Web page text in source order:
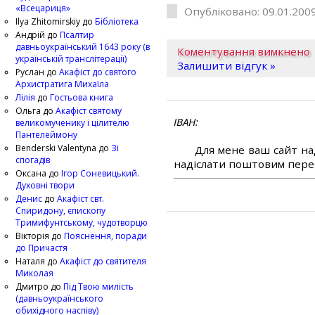
Опубліковано:
Коментування вимкнено
Залишити відгук »
ІВАН
Для мене ваш сайт
надіслати поштовим
«Всецариця»
Ilya Zhitomirskiy до Бібліотека
Андрій до Псалтир
давньоукраїнський 1643 року (в
українській транслітерації)
Руслан до Акафіст до святого
Архистратига Михаїла
Лілія до Гостьова книга
Ольга до Акафіст святому
великомученику і цілителю
Пантелеймону
Benderski Valentyna до Зі
спогадів
Оксана до Ігор Соневицький.
Духовні твори
Денис до Акафіст свт.
Спиридону, єпископу
Тримифунтському, чудотворцю
Вікторія до Пояснення, поради
до Причастя
Наталя до Акафіст до святителя
Миколая
Дмитро до Під Твою милість
(давньоукраїнського
обихідного наспіву)